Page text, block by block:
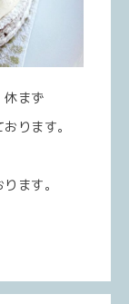
休まず
ります。
ます。